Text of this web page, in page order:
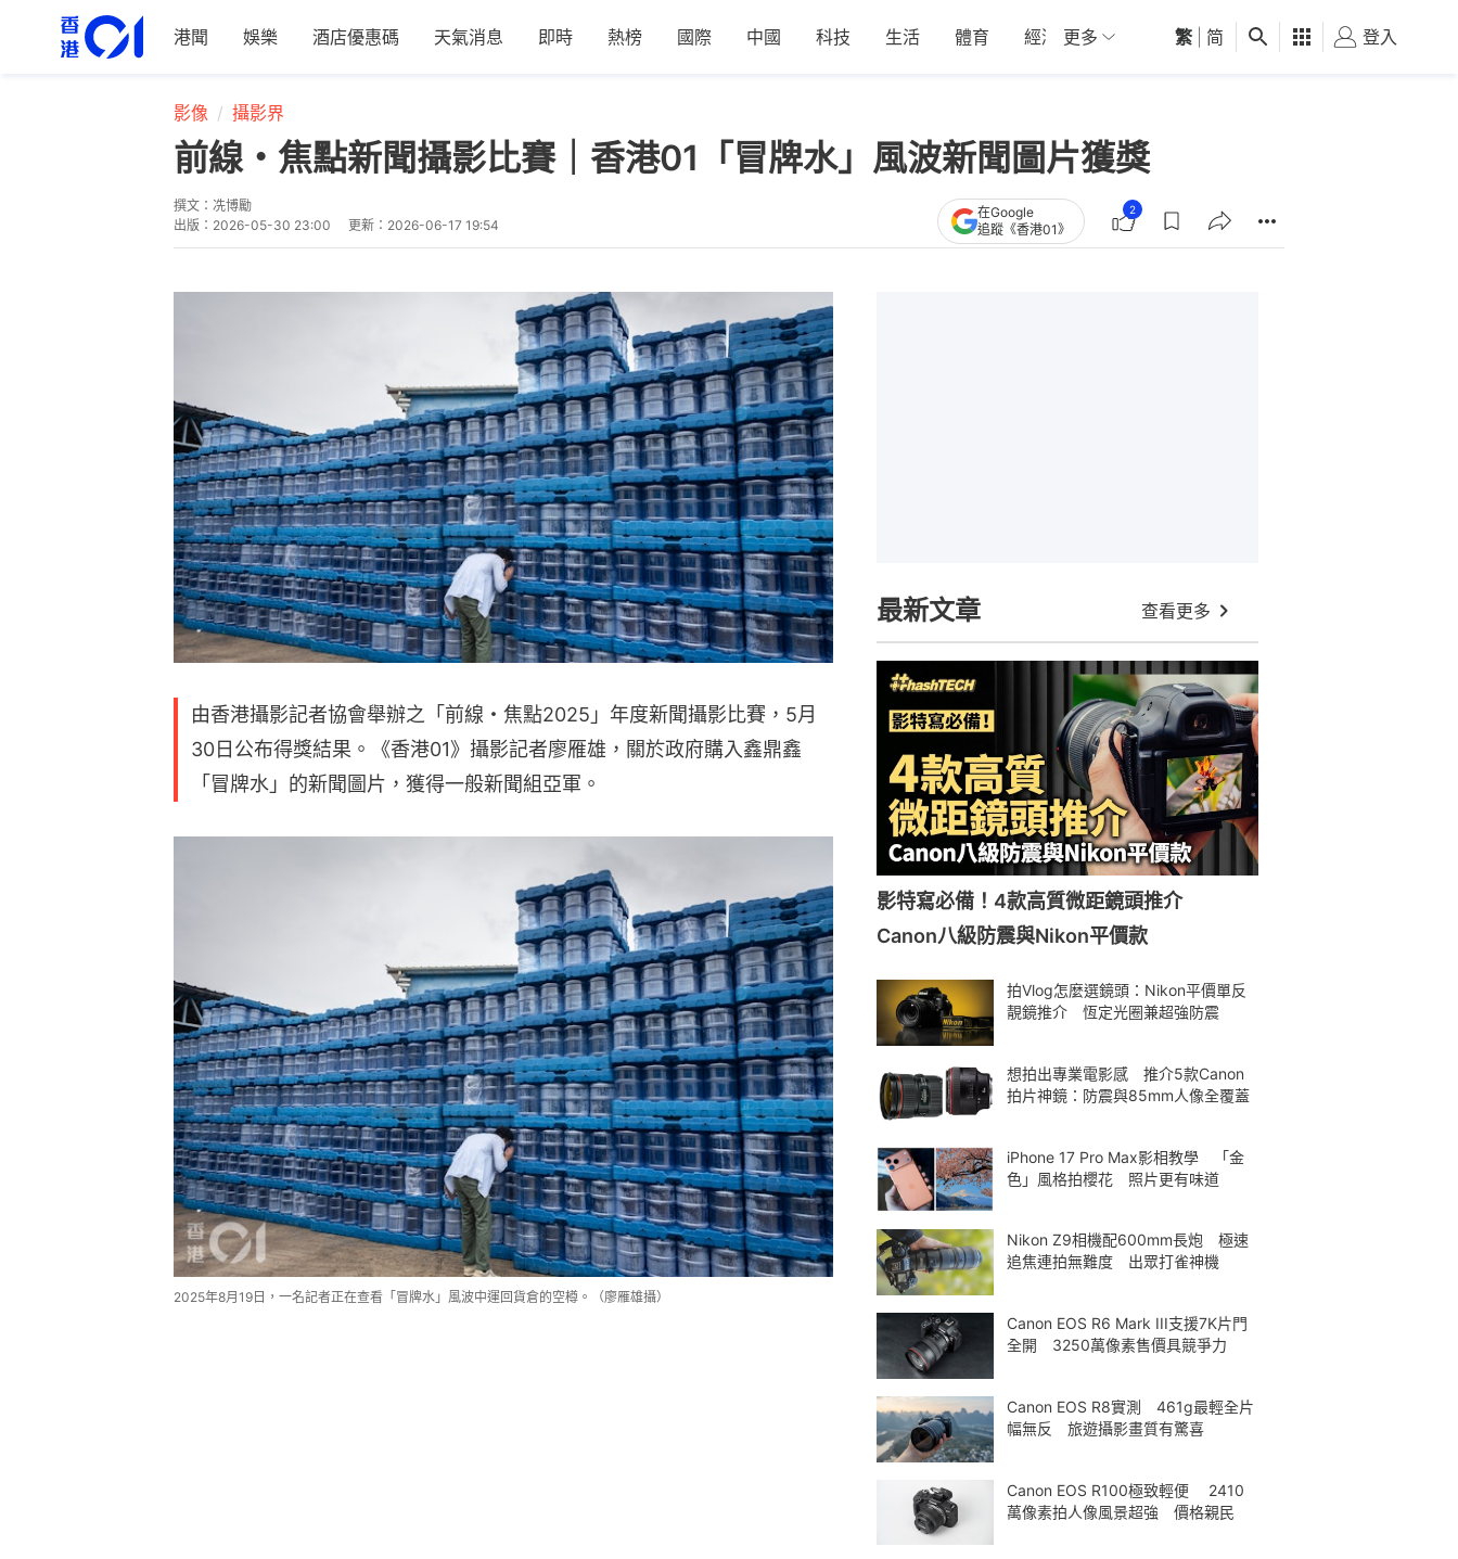
港聞 娛樂 酒店優惠碼 天氣消息 即時 熱榜 國際 中國 科技 生活 體育 經濟 01深圳 觀點 健康 好食玩飛
更多 繁 简 登入
影像 攝影界
前線・焦點新聞攝影比賽｜香港01「冒牌水」風波新聞圖片獲獎
撰文： 冼博勵
出版： 2026-05-30 23:00 更新： 2026-06-17 19:54
在Google
追蹤《香港01》
2
由香港攝影記者協會舉辦之「前線・焦點2025」年度新聞攝影比賽，5月
30日公布得獎結果。《香港01》攝影記者廖雁雄，關於政府購入鑫鼎鑫
「冒牌水」的新聞圖片，獲得一般新聞組亞軍。
2025年8月19日，一名記者正在查看「冒牌水」風波中運回貨倉的空樽。（廖雁雄攝）
最新文章 查看更多
影特寫必備！4款高質微距鏡頭推介
Canon八級防震與Nikon平價款
拍Vlog怎麼選鏡頭：Nikon平價單反
靚鏡推介 恆定光圈兼超強防震
想拍出專業電影感 推介5款Canon
拍片神鏡：防震與85mm人像全覆蓋
iPhone 17 Pro Max影相教學 「金
色」風格拍櫻花 照片更有味道
Nikon Z9相機配600mm長炮 極速
追焦連拍無難度 出眾打雀神機
Canon EOS R6 Mark III支援7K片門
全開 3250萬像素售價具競爭力
Canon EOS R8實測 461g最輕全片
幅無反 旅遊攝影畫質有驚喜
Canon EOS R100極致輕便 2410
萬像素拍人像風景超強 價格親民